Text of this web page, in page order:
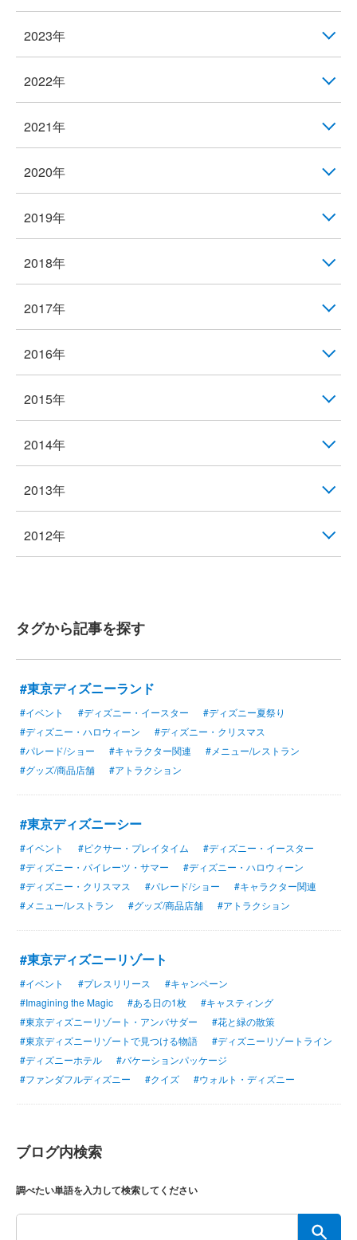
2023年
2022年
2021年
2020年
2019年
2018年
2017年
2016年
2015年
2014年
2013年
2012年
タグから記事を探す
#東京ディズニーランド
#イベント #ディズニー・イースター
#ディズニー夏祭り
#ディズニー・ハロウィーン
#ディズニー・クリスマス
#パレード/ショー
#キャラクター関連
#メニュー/レストラン
#グッズ/商品店舗
#アトラクション
#東京ディズニーシー
#イベント #ピクサー・プレイタイム
#ディズニー・イースター
#ディズニー・パイレーツ・サマー
#ディズニー・ハロウィーン
#ディズニー・クリスマス
#パレード/ショー
#キャラクター関連
#メニュー/レストラン
#グッズ/商品店舗 #アトラクション
#東京ディズニーリゾート
#イベント #プレスリリース
#キャンペーン
#Imagining the Magic
#ある日の1枚
#キャスティング
#東京ディズニーリゾート・アンバサダー
#花と緑の散策
#東京ディズニーリゾートで見つける物語
#ディズニーリゾートライン
#ディズニーホテル
#バケーションパッケージ
#ファンダフルディズニー
#クイズ #ウォルト・ディズニー
ブログ内検索
調べたい単語を入力して検索してください